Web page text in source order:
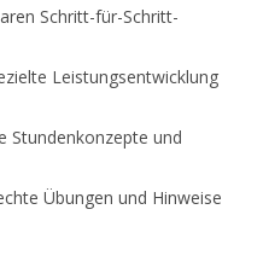
Schritt-für-Schritt-
Leistungsentwicklung
Stundenkonzepte und
Übungen und Hinweise